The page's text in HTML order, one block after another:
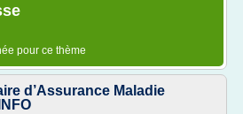
pour ce thème
d’Assurance Maladie